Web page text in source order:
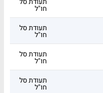
חו"ל
תעודת סל
חו"ל
תעודת סל
חו"ל
תעודת סל
חו"ל